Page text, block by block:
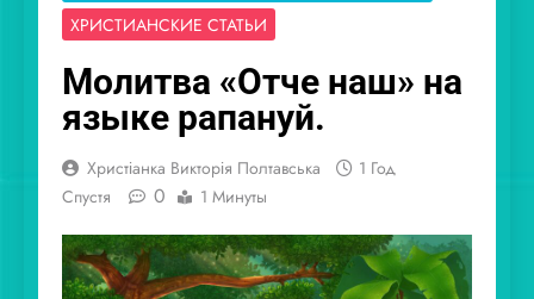
ХРИСТИАНСКИЕ СТАТЬИ
Молитва «Отче наш» на
языке рапануй.
Христіанка Викторія Полтавська
1 Год
Спустя
0 1 Минуты